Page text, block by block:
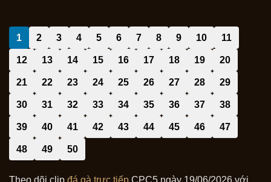
1 2 3 4 5 6 7 8 9 10 11
12 13 14 15 16 17 18 19 20
21 22 23 24 25 26 27 28 29
30 31 32 33 34 35 36 37 38
39 40 41 42 43 44 45 46 47
48 49 50
Theo dõi clip đá gà trực tiếp CPC5 ngày 19/06/2026 với